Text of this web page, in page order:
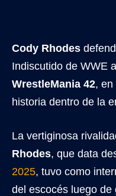
Cody Rhodes
Indiscutido de WWE
WrestleMania 42, en
historia dentro de la
La vertiginosa
Rhodes, que data
2025, tuvo como
del escocés luego